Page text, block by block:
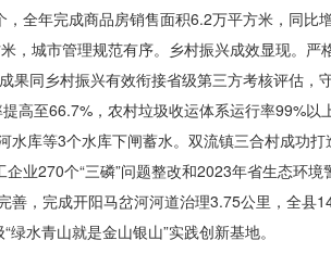
全年完成商品房销售面积6.2万平方米，同
，城市管理规范有序。乡村振兴成效显现。
同乡村振兴有效衔接省级第三方考核评估
高至66.7%，农村垃圾收运体系运行率99%
水库等3个水库下闸蓄水。双流镇三合村成功
业270个“三磷”问题整改和2023年省生态环
，完成开阳马岔河河道治理3.75公里，全
水青山就是金山银山”实践创新基地。